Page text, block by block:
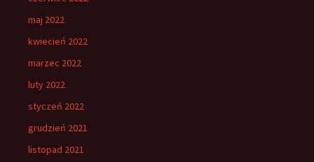
maj 2022
kwiecień 2022
marzec 2022
luty 2022
styczeń 2022
grudzień 2021
listopad 2021